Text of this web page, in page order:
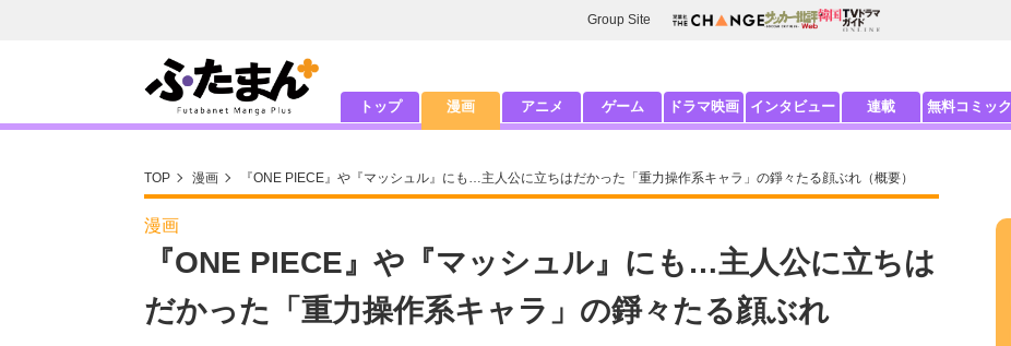
Group Site
トップ 漫画 アニメ ゲーム ドラマ映画 インタビュー 連載 無料コミック
TOP 漫画 『ONE PIECE』や『マッシュル』にも…主人公に立ちはだかった「重力操作系キャラ」の錚々たる顔ぶれ（概要）
漫画
『ONE PIECE』や『マッシュル』にも…主人公に立ちは
だかった「重力操作系キャラ」の錚々たる顔ぶれ